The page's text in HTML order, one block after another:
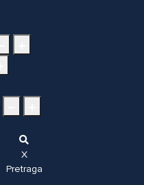
X
Pretraga